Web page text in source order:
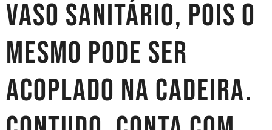
vaso sanitário, pois o
mesmo pode ser
acoplado na cadeira.